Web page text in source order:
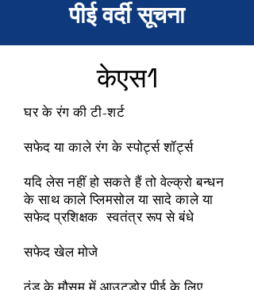
पीई वर्दी सूचना
केएस1
घर के रंग की टी-शर्ट
सफेद या काले रंग के स्पोर्ट्स शॉर्ट्स
यदि लेस नहीं हो सकते हैं तो वेल्क्रो बन्धन
के साथ काले प्लिमसोल या सादे काले या
सफेद प्रशिक्षक स्वतंत्र रूप से बंधे
सफेद खेल मोजे
ठंड के मौसम में आउटडोर पीई के लिए